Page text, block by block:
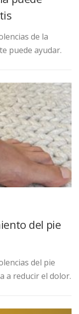
de la
puede ayudar.
del pie
del pie
a reducir el dolor.